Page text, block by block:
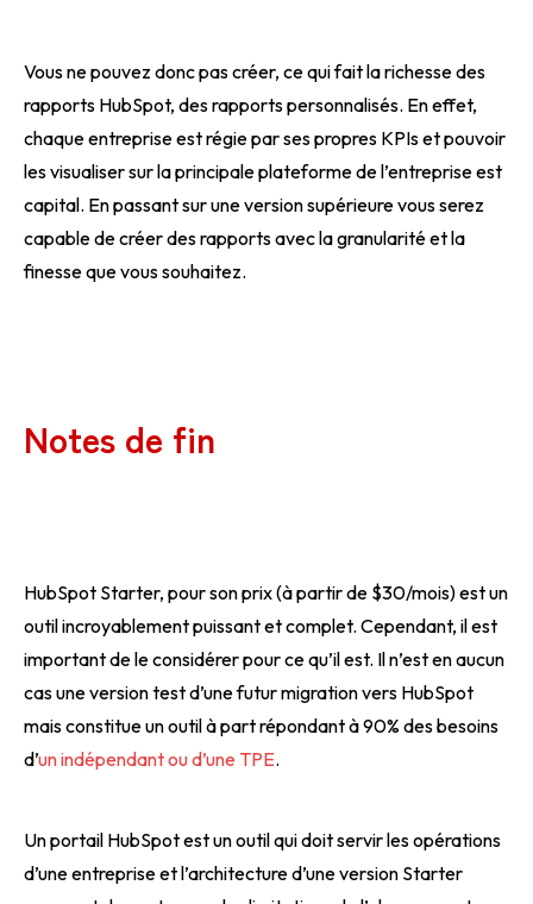
Vous ne pouvez donc pas créer, ce qui fait la richesse des
rapports HubSpot, des rapports personnalisés. En effet,
chaque entreprise est régie par ses propres KPIs et pouvoir
les visualiser sur la principale plateforme de l’entreprise est
capital. En passant sur une version supérieure vous serez
capable de créer des rapports avec la granularité et la
finesse que vous souhaitez.
Notes de fin
HubSpot Starter, pour son prix (à partir de $30/mois) est un
outil incroyablement puissant et complet. Cependant, il est
important de le considérer pour ce qu’il est. Il n’est en aucun
cas une version test d’une futur migration vers HubSpot
mais constitue un outil à part répondant à 90% des besoins
d’un indépendant ou d’une TPE.
Un portail HubSpot est un outil qui doit servir les opérations
d’une entreprise et l’architecture d’une version Starter